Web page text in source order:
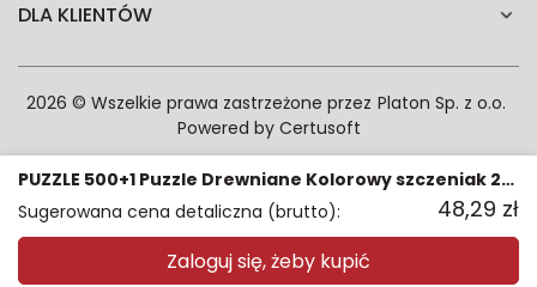
PUZZLE 500+1 Puzzle Drewniane Kolorowy szczeniak 20218
Sugerowana cena detaliczna (brutto):
48,29 zł
Zaloguj się, żeby kupić
DLA KLIENTÓW
2026 © Wszelkie prawa zastrzeżone przez Platon Sp. z o.o.
Powered by Certusoft